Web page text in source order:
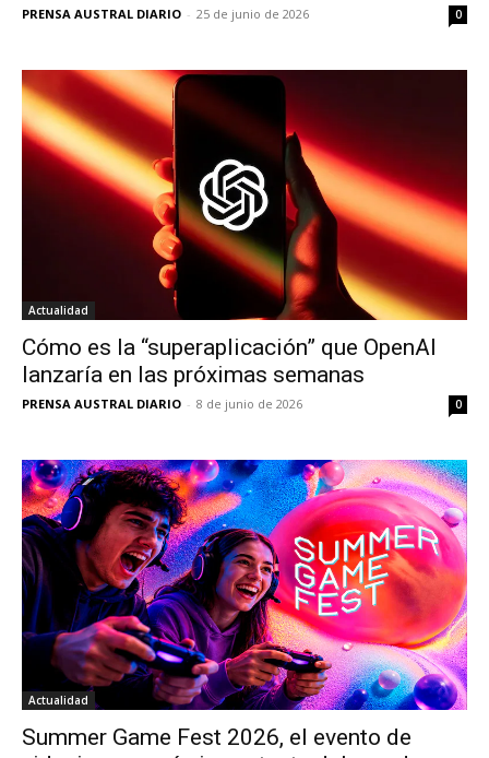
PRENSA AUSTRAL DIARIO - 25 de junio de 2026 0
Actualidad
Cómo es la “superaplicación” que OpenAI
lanzaría en las próximas semanas
PRENSA AUSTRAL DIARIO - 8 de junio de 2026 0
Actualidad
Summer Game Fest 2026, el evento de